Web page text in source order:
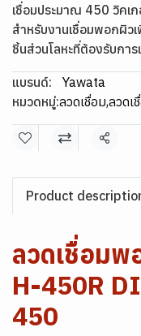
เชื่อมประมาณ 450 วิคเ
สำหรับงานเชื่อมพอกผิว
ชิ้นส่วนโลหะที่ต้องรับกา
แบรนด์:
Yawata
หมวดหมู่:ลวดเชื่อม,ลวดเ
แชร์
Product
ลวดเชื่อม
H-450R
450